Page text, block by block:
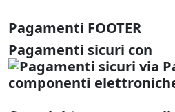
Pagamenti FOOTER
Pagamenti sicuri con